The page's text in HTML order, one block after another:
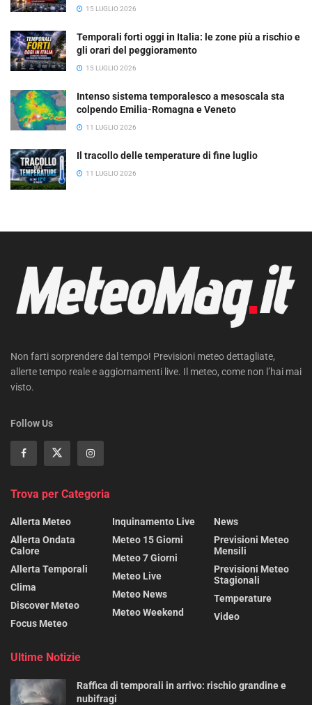
15 LUGLIO 2026
Temporali forti oggi in Italia: le zone più a rischio e
gli orari del peggioramento
15 LUGLIO 2026
Intenso sistema temporalesco a mesoscala sta
colpendo Emilia-Romagna e Veneto
11 LUGLIO 2026
Il tracollo delle temperature di fine luglio
11 LUGLIO 2026
Non farti sorprendere dal tempo! Previsioni meteo dettagliate,
allerte tempo reale e aggiornamenti live. Il meteo, come non l’hai mai
visto.
Follow Us
Trova per Categoria
Allerta Meteo
Allerta Ondata
Calore
Allerta Temporali
Clima
Discover Meteo
Focus Meteo
Inquinamento Live
Meteo 15 Giorni
Meteo 7 Giorni
Meteo Live
Meteo News
Meteo Weekend
News
Previsioni Meteo
Mensili
Previsioni Meteo
Stagionali
Temperature
Video
Ultime Notizie
Raffica di temporali in arrivo: rischio grandine e
nubifragi